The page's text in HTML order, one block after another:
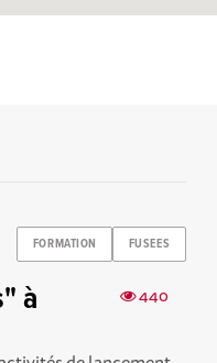
FORMATION FUSEES
440
à